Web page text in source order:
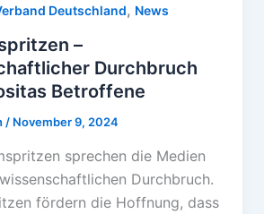
Deutschland, News
–
Durchbruch
Betroffene
/ November 9, 2024
sprechen die Medien
Durchbruch.
fördern die Hoffnung, dass